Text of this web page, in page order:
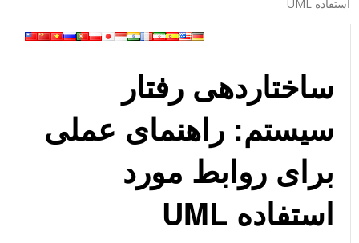
استفاده UML
ساختاردهی رفتار
سیستم: راهنمای عملی
برای روابط مورد
استفاده UML